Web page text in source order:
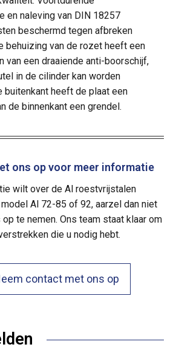
en naleving van DIN 18257
beschermd tegen afbreken
behuizing van de rozet heeft een
van een draaiende anti-boorschijf,
in de cilinder kan worden
buitenkant heeft de plaat een
de binnenkant een grendel.
ons op voor meer informatie
wilt over de Al roestvrijstalen
Al 72-85 of 92, aarzel dan niet
te nemen. Ons team staat klaar om
die u nodig hebt.
contact met ons op